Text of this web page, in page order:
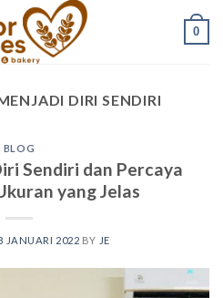
0
DIRI SENDIRI
BLOG
Sendiri dan Percaya
yang Jelas
JANUARI 2022 BY JE